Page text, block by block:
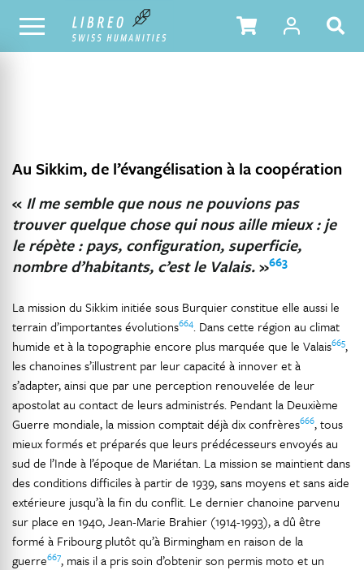
NOTRE CATALOGUE TABLE DES MATIÈRES
Au Sikkim, de l’évangélisation à la coopération
« Il me semble que nous ne pouvions pas
trouver quelque chose qui nous aille mieux : je
le répète : pays, configuration, superficie,
nombre d’habitants, c’est le Valais.»663
La mission du Sikkim initiée sous Burquier constitue elle aussi le
terrain d’importantes évolutions664. Dans cette région au climat
humide et à la topographie encore plus marquée que le Valais665,
les chanoines s’illustrent par leur capacité à innover et à
s’adapter, ainsi que par une perception renouvelée de leur
apostolat au contact de leurs administrés. Pendant la Deuxième
Guerre mondiale, la mission comptait déjà dix confrères666, tous
mieux formés et préparés que leurs prédécesseurs envoyés au
sud de l’Inde à l’époque de Mariétan. La mission se maintient dans
des conditions difficiles à partir de 1939, sans moyens et sans aide
extérieure jusqu’à la fin du conflit. Le dernier chanoine parvenu
sur place en 1940, Jean-Marie Brahier (1914-1993), a dû être
formé à Fribourg plutôt qu’à Birmingham en raison de la
guerre667, mais il a pris soin d’obtenir son permis moto et un